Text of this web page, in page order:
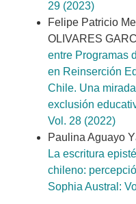
29 (2023)
Felipe Patricio
OLIVARES
entre Programas
en Reinserción
Chile. Una
exclusión
Vol. 28 (2022)
Paulina Aguayo
La escritura
chileno:
Sophia Austral: